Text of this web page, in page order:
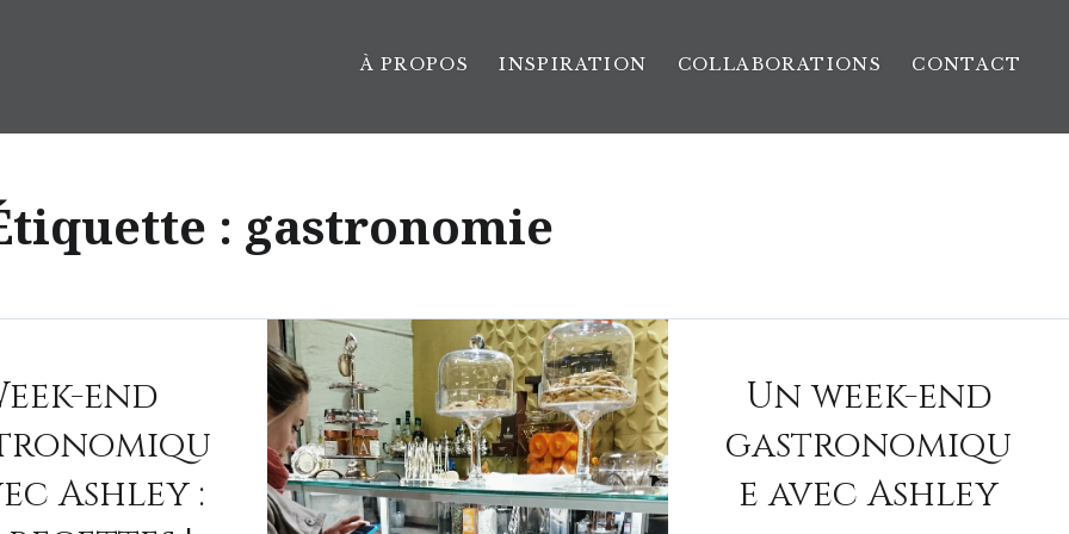
À PROPOS INSPIRATION COLLABORATIONS CONTACT
: gastronomie
end
Ashley :
Un week-end
gastronomiqu
e avec Ashley